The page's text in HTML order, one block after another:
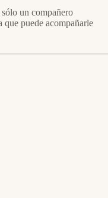
un compañero
puede acompañarle